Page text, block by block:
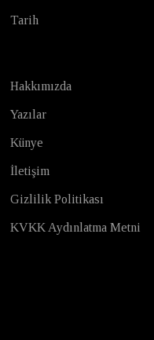
Tarih
Hakkımızda
Yazılar
Künye
İletişim
Gizlilik Politikası
KVKK Aydınlatma Metni